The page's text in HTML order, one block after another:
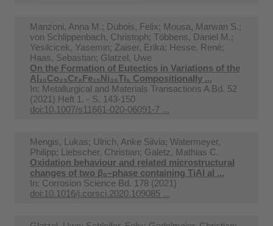
Manzoni, Anna M.; Dubois, Felix; Mousa, Marwan S.;
von Schlippenbach, Christoph; Többens, Daniel M.;
Yesilcicek, Yasemin; Zaiser, Erika; Hesse, René;
Haas, Sebastian; Glatzel, Uwe
On the Formation of Eutectics in Variations of the
Al₁₀Co₂₅Cr₈Fe₁₅Ni₃₆Ti₆ Compositionally ...
In: Metallurgical and Materials Transactions A Bd. 52
(2021) Heft 1. - S. 143-150
doi:10.1007/s11661-020-06091-7 ...
Mengis, Lukas; Ulrich, Anke Silvia; Watermeyer,
Philipp; Liebscher, Christian; Galetz, Mathias C.
Oxidation behaviour and related microstructural
changes of two β₀–phase containing TiAl al ...
In: Corrosion Science Bd. 178 (2021)
doi:10.1016/j.corsci.2020.109085 ...